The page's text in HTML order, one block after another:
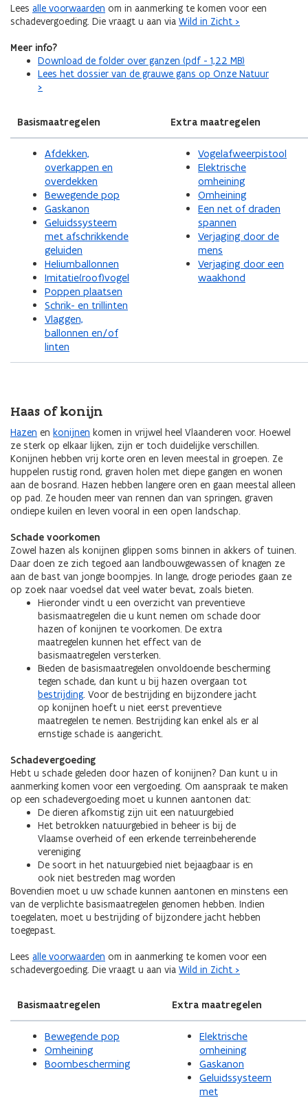
Lees alle voorwaarden om in aanmerking te komen voor een
schadevergoeding. Die vraagt u aan via Wild in Zicht >
Meer info?
Download de folder over ganzen (pdf - 1,22 MB)
Lees het dossier van de grauwe gans op Onze Natuur
>
Basismaatregelen Extra maatregelen
Afdekken,
overkappen en
overdekken
Bewegende pop
Gaskanon
Geluidssysteem
met afschrikkende
geluiden
Heliumballonnen
Imitatie(roof)vogel
Poppen plaatsen
Schrik- en trillinten
Vlaggen,
ballonnen en/of
linten
Vogelafweerpistool
Elektrische
omheining
Omheining
Een net of draden
spannen
Verjaging door de
mens
Verjaging door een
waakhond
Haas of konijn
Hazen en konijnen komen in vrijwel heel Vlaanderen voor. Hoewel
ze sterk op elkaar lijken, zijn er toch duidelijke verschillen.
Konijnen hebben vrij korte oren en leven meestal in groepen. Ze
huppelen rustig rond, graven holen met diepe gangen en wonen
aan de bosrand. Hazen hebben langere oren en gaan meestal alleen
op pad. Ze houden meer van rennen dan van springen, graven
ondiepe kuilen en leven vooral in een open landschap.
Schade voorkomen
Zowel hazen als konijnen glippen soms binnen in akkers of tuinen.
Daar doen ze zich tegoed aan landbouwgewassen of knagen ze
aan de bast van jonge boompjes. In lange, droge periodes gaan ze
op zoek naar voedsel dat veel water bevat, zoals bieten.
Hieronder vindt u een overzicht van preventieve
basismaatregelen die u kunt nemen om schade door
hazen of konijnen te voorkomen. De extra
maatregelen kunnen het effect van de
basismaatregelen versterken.
Bieden de basismaatregelen onvoldoende bescherming
tegen schade, dan kunt u bij hazen overgaan tot
bestrijding. Voor de bestrijding en bijzondere jacht
op konijnen hoeft u niet eerst preventieve
maatregelen te nemen. Bestrijding kan enkel als er al
ernstige schade is aangericht.
Schadevergoeding
Hebt u schade geleden door hazen of konijnen? Dan kunt u in
aanmerking komen voor een vergoeding. Om aanspraak te maken
op een schadevergoeding moet u kunnen aantonen dat:
De dieren afkomstig zijn uit een natuurgebied
Het betrokken natuurgebied in beheer is bij de
Vlaamse overheid of een erkende terreinbeherende
vereniging
De soort in het natuurgebied niet bejaagbaar is en
ook niet bestreden mag worden
Bovendien moet u uw schade kunnen aantonen en minstens een
van de verplichte basismaatregelen genomen hebben. Indien
toegelaten, moet u bestrijding of bijzondere jacht hebben
toegepast.
Lees alle voorwaarden om in aanmerking te komen voor een
schadevergoeding. Die vraagt u aan via Wild in Zicht >
Basismaatregelen Extra maatregelen
Bewegende pop
Omheining
Boombescherming
Elektrische
omheining
Gaskanon
Geluidssysteem
met